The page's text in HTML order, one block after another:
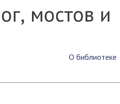
мостов и
О библиотеке